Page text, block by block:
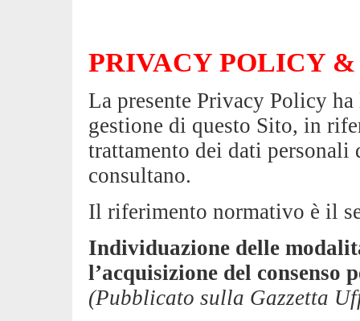
PRIVACY POLICY
La presente Privacy Policy
gestione di questo Sito, in
trattamento dei dati
consultano.
Il riferimento normativo è il
Individuazione delle
l’acquisizione del consenso
(Pubblicato sulla Gazzetta